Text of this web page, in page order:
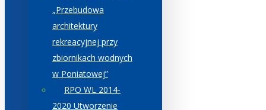
„Przebudowa
architektury
rekreacyjnej przy
zbiornikach wodnych
w Poniatowej”
RPO WL 2014-
2020 Utworzenie